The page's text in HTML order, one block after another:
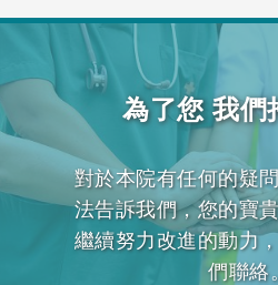
為了您 我們
對於本院有任何的疑
法告訴我們，您的寶
繼續努力改進的動力
們聯絡。